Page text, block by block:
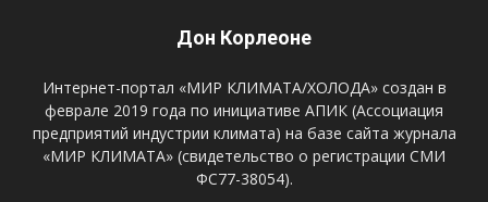
Дон Корлеоне
Интернет-портал «МИР КЛИМАТА/ХОЛОДА» создан в
феврале 2019 года по инициативе АПИК (Ассоциация
предприятий индустрии климата) на базе сайта журнала
«МИР КЛИМАТА» (свидетельство о регистрации СМИ
ФС77-38054).